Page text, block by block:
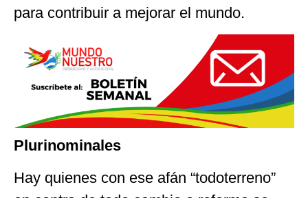
para contribuir a mejorar el mundo.
Plurinominales
Hay quienes con ese afán “todoterreno”